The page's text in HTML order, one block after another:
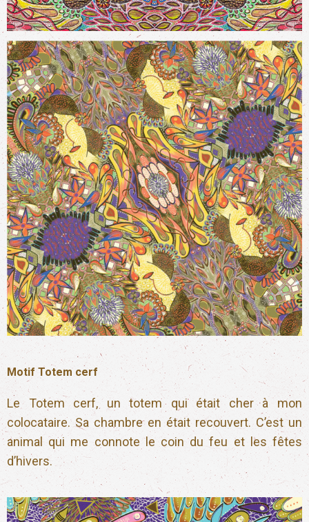
Motif Totem cerf
Le Totem cerf, un totem qui était cher à mon
colocataire. Sa chambre en était recouvert. C’est un
animal qui me connote le coin du feu et les fêtes
d’hivers.